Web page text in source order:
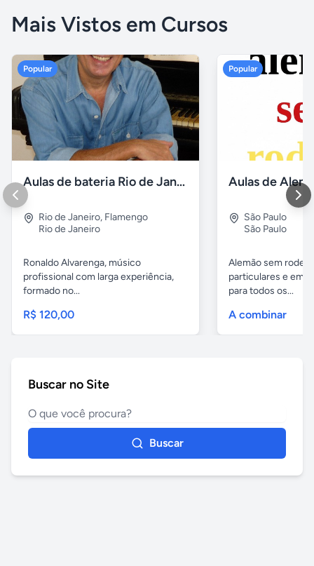
Mais Vistos em Cursos
Popular
Aulas de bateria Rio de Janeiro
Rio de Janeiro, Flamengo
Rio de Janeiro
Ronaldo Alvarenga, músico
profissional com larga experiência,
formado no...
R$ 120,00
Popular
São Paulo
São Paulo
Alemão sem
particulares e em
para todos os...
A combinar
Buscar no Site
Buscar